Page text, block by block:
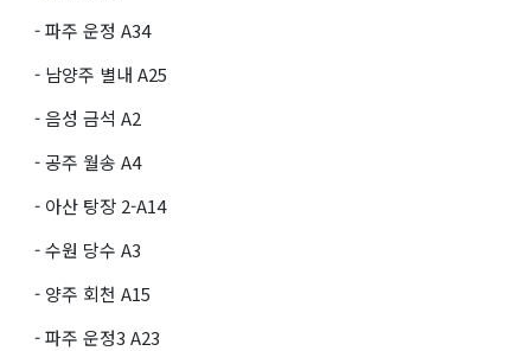
- 파주 운정 A34
- 남양주 별내 A25
- 음성 금석 A2
- 공주 월송 A4
- 아산 탕장 2-A14
- 수원 당수 A3
- 양주 회천 A15
- 파주 운정3 A23